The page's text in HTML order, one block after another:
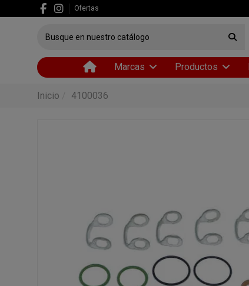
Ofertas
Marcas Productos
Inicio 4100036